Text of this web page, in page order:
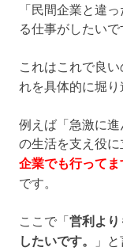
「民間企業と違
る仕事がしたいで
これはこれで良い
れを具体的に堀り
例えば「急激に
の生活を支え役
企業でも行って
です。
ここで「営利よ
したいです。
」